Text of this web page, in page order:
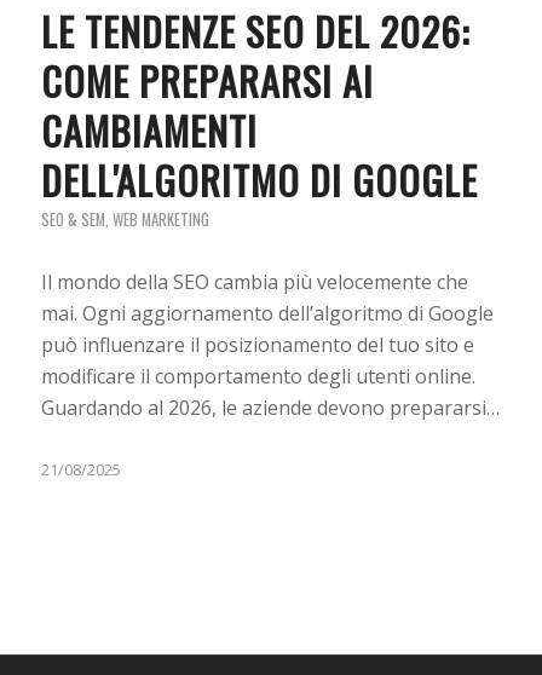
LE TENDENZE SEO DEL 2026:
COME PREPARARSI AI
CAMBIAMENTI
DELL'ALGORITMO DI GOOGLE
SEO & SEM WEB MARKETING
Il mondo della SEO cambia più velocemente che
mai. Ogni aggiornamento dell’algoritmo di Google
può influenzare il posizionamento del tuo sito e
modificare il comportamento degli utenti online.
Guardando al 2026, le aziende devono prepararsi…
21/08/2025